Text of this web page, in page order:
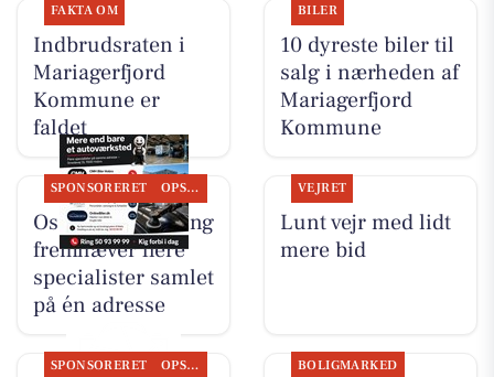
FAKTA OM
Indbrudsraten i
Mariagerfjord
Kommune er
faldet
BILER
10 dyreste biler til
salg i nærheden af
Mariagerfjord
Kommune
SPONSORERET OPSLAGSTAVLEN
Oscar Biludlejning
fremhæver flere
specialister samlet
på én adresse
VEJRET
Lunt vejr med lidt
mere bid
SPONSORERET OPSLAGSTAVLEN BOLIGMARKED